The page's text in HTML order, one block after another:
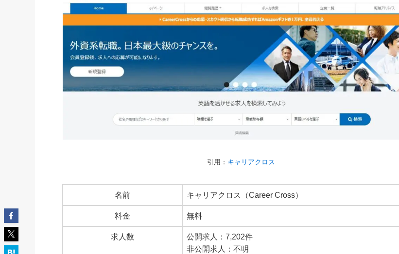
引用： キャリアクロス
名前 キャリアクロス（Career Cross）
料金 無料
求人数
公開求人：7,202件
非公開求人：不明